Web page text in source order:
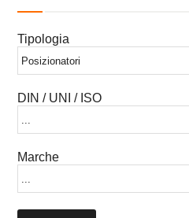
Tipologia
DIN / UNI / ISO
Marche